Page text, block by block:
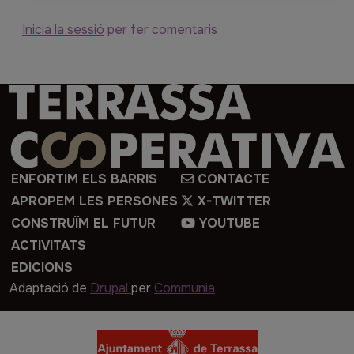
Inicia la sessió per fer comentaris
Imatge
ENFORTIM ELS BARRIS
APROPEM LES PERSONES
CONSTRUÏM EL FUTUR
ACTIVITATS
EDICIONS
CONTACTE
X-TWITTER
YOUTUBE
Adaptació de Drupal per Communia
cookies